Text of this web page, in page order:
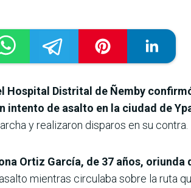
Hospital Distrital de Ñemby
intento de asalto en la ciudad de
y realizaron disparos en su contra.
Ortiz García, de 37 años,
mientras circulaba sobre la ruta